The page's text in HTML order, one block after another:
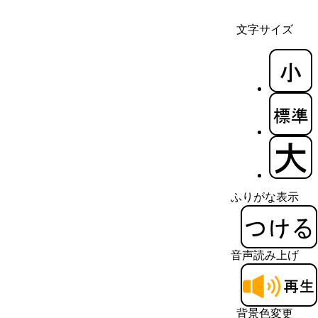
文字サイズ
ふりがな表示
音声読み上げ
背景色変更